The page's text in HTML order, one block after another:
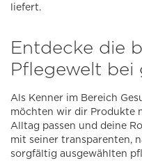
liefert.
Entdecke die
Pflegewelt bei
Als Kenner im Bereich
möchten wir dir Produkte
Alltag passen und deine
mit seiner transparenten,
sorgfältig ausgewählten